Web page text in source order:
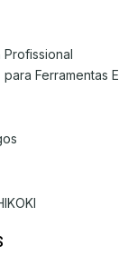
Profissional
Ferramentas